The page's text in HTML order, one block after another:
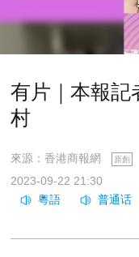
有片｜本報記
村
來源：香港商報網 原創
2023-09-22 21:30